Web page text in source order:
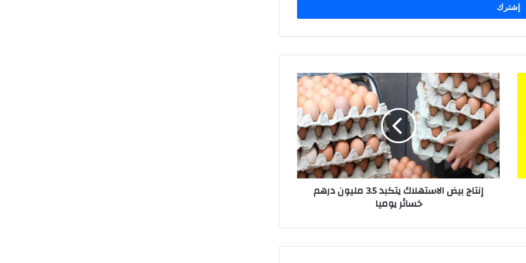
إ
ن
ت
ا
ج
ب
ي
ض
ا
ت
إنتاج بيض الاستهلاك يتكبد 3.5 مليون درهم
خسائر يوميا